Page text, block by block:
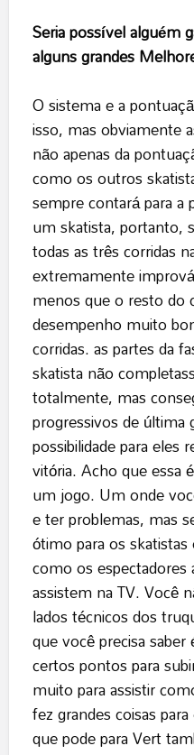
Seria possível alguém
alguns grandes
O sistema e a
isso, mas obviamente
não apenas da
como os outros
sempre contará para a
um skatista, portanto,
todas as três corridas
extremamente
menos que o resto do
desempenho muito
corridas. as partes da
skatista não
totalmente, mas
progressivos de última
possibilidade para eles
vitória. Acho que essa
um jogo. Um onde
e ter problemas, mas
ótimo para os
como os
assistem na TV. Você
lados técnicos dos
que você precisa
certos pontos para
muito para assistir
fez grandes coisas
que pode para Vert